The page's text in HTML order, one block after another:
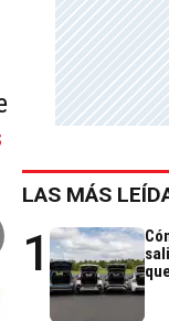
LAS MÁS
1